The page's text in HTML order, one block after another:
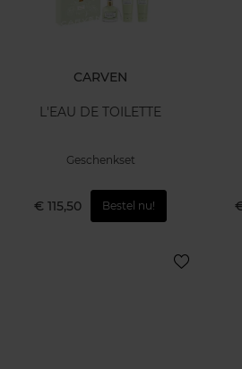
CARVEN
L'EAU DE TOILETTE
Geschenkset
€ 115,50 Bestel nu!